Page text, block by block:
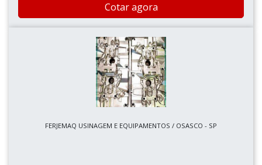
Cotar agora
FERJEMAQ USINAGEM E EQUIPAMENTOS / OSASCO - SP